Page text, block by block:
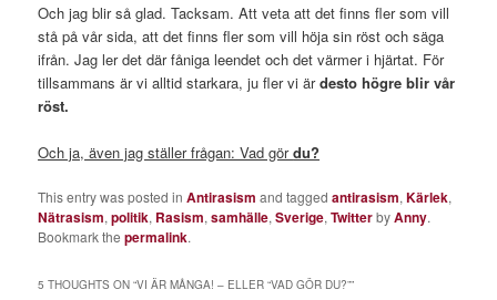
Och jag blir så glad. Tacksam. Att veta att det finns fler som vill
stå på vår sida, att det finns fler som vill höja sin röst och säga
ifrån. Jag ler det där fåniga leendet och det värmer i hjärtat. För
tillsammans är vi alltid starkara, ju fler vi ärdesto högre blir vår
röst.
Och ja, även jag ställer frågan: Vad gördu?
This entry was posted inAntirasism and taggedantirasism,Kärlek,
Nätrasism,politik, Rasism,samhälle,Sverige,TwitterbyAnny.
Bookmark thepermalink.
5 THOUGHTS ON “VI ÄR MÅNGA! – ELLER “VAD GÖR DU?””